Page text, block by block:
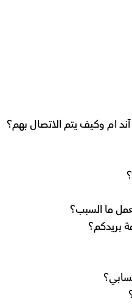
ام وكيف يتم الاتصال بهم؟
ما السبب؟
بريدكم؟